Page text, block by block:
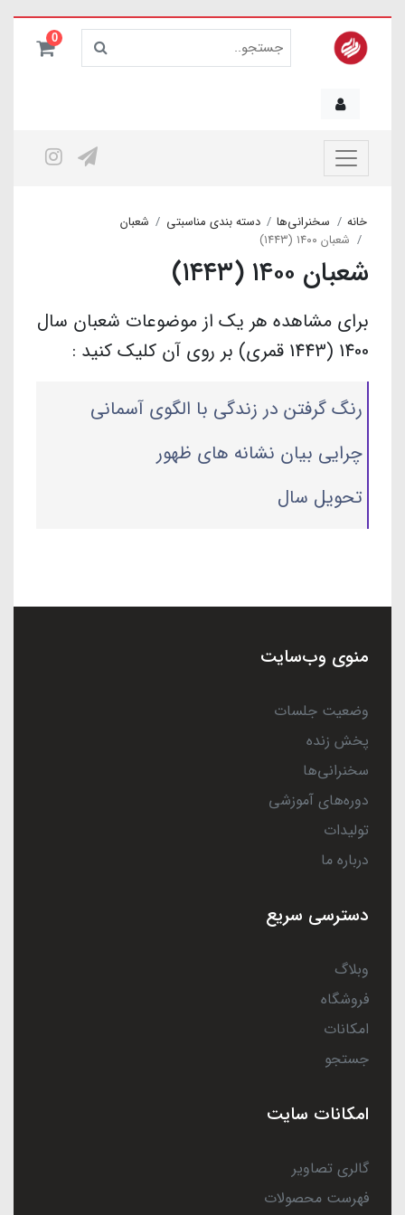
0
خانه سخنرانی‌ها دسته بندی مناسبتی
شعبان
شعبان ۱۴۰۰ (۱۴۴۳)
شعبان ۱۴۰۰ (۱۴۴۳)
برای مشاهده هر یک از موضوعات شعبان سال
1400 (1443 قمری) بر روی آن کلیک کنید :
رنگ گرفتن در زندگی با الگوی آسمانی
چرایی بیان نشانه های ظهور
تحویل سال
منوی وب‌سایت
وضعیت جلسات
پخش زنده
سخنرانی‌ها
دوره‌های آموزشی
تولیدات
درباره ما
دسترسی سریع
وبلاگ
فروشگاه
امکانات
جستجو
امکانات سایت
گالری تصاویر
فهرست محصولات